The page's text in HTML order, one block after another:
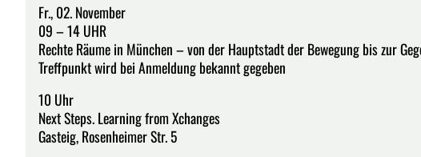
Fr., 02. November
09 – 14 UHR
Rechte Räume in München – von der Hauptstadt der Bewegung bis zur
Treffpunkt wird bei Anmeldung bekannt gegeben
10 Uhr
Next Steps. Learning from Xchanges
Gasteig, Rosenheimer Str. 5